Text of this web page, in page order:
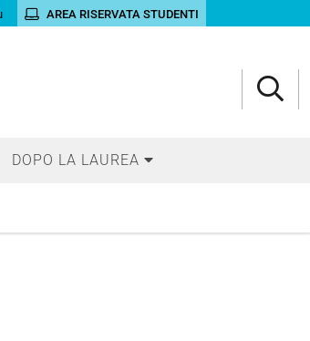
AREA RISERVATA STUDENTI
DOPO LA LAUREA